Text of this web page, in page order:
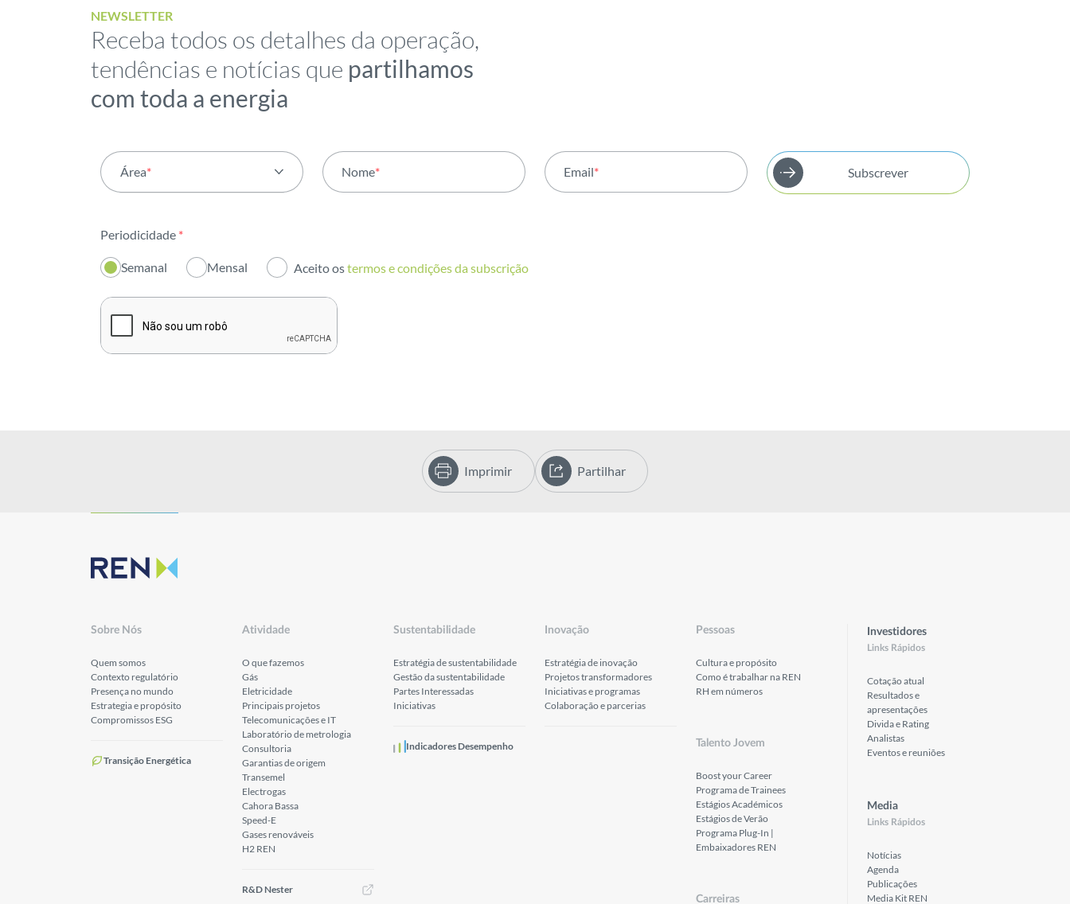
NEWSLETTER
Receba todos os detalhes da operação,
tendências e notícias que partilhamos
com toda a energia
Área*
Institucional
Sustentabilidade
Nome* Email* Subscrever
Periodicidade *
Semanal Mensal Aceito ostermos e condições da subscrição
Imprimir Partilhar
Sobre Nós
Quem somos
Contexto regulatório
Presença no mundo
Estrategia e propósito
Compromissos ESG
Transição Energética
Atividade
O que fazemos
Gás
Eletricidade
Principais projetos
Telecomunicações e IT
Laboratório de metrologia
Consultoria
Garantias de origem
Transemel
Electrogas
Cahora Bassa
Speed-E
Gases renováveis
H2 REN
R&D Nester
Sustentabilidade
Estratégia de sustentabilidade
Gestão da sustentabilidade
Partes Interessadas
Iniciativas
Indicadores Desempenho
Inovação
Estratégia de inovação
Projetos transformadores
Iniciativas e programas
Colaboração e parcerias
Pessoas
Cultura e propósito
Como é trabalhar na REN
RH em números
Talento Jovem
Boost your Career
Programa de Trainees
Estágios Académicos
Estágios de Verão
Programa Plug-In |
Embaixadores REN
Carreiras
Investidores
Links Rápidos
Cotação atual
Resultados e
apresentações
Divida e Rating
Analistas
Eventos e reuniões
Media
Links Rápidos
Notícias
Agenda
Publicações
Media Kit REN